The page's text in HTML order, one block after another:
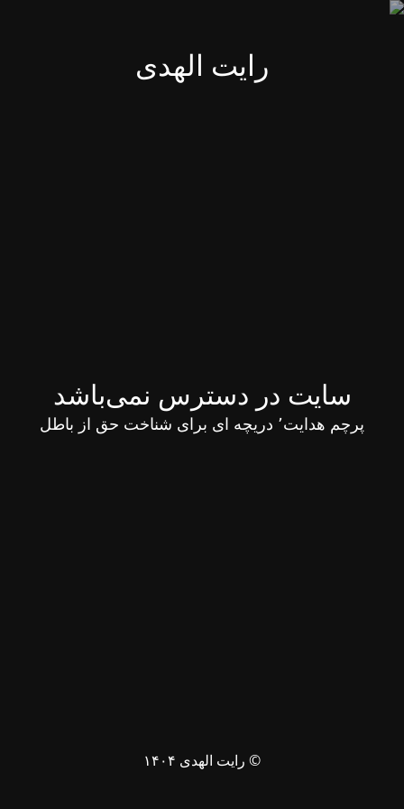
رایت الهدی
سایت در دسترس نمی‌باشد
پرچم هدایت٬ دریچه ای برای شناخت حق از باطل
© رایت الهدی ۱۴۰۴